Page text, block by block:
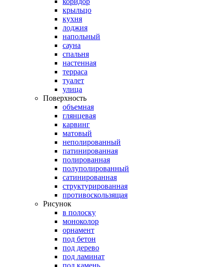
крыльцо
кухня
лоджия
напольный
сауна
спальня
настенная
терраса
туалет
улица
Поверхность
объемная
глянцевая
карвинг
матовый
неполированный
патинированная
полированная
полуполированный
сатинированная
структурированная
противоскользящая
Рисунок
в полоску
моноколор
орнамент
под бетон
под дерево
под ламинат
под камень